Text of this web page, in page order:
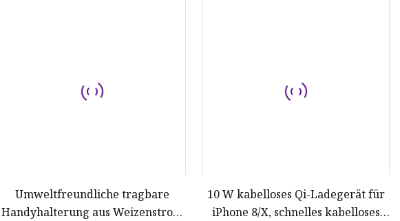
Umweltfreundliche tragbare
Handyhalterung aus Weizenstroh,
10 W kabelloses Qi-Ladegerät für
iPhone 8/X, schnelles kabelloses